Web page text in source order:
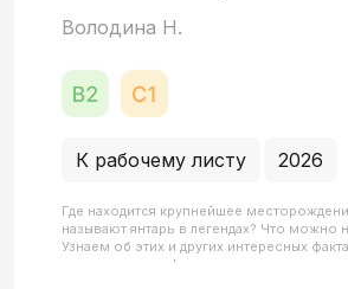
Володина Н.
К рабочему листу 2026
Где находится крупнейшее
называют янтарь в легендах? Что можно
Узнаем об этих и других интересных
интерактивном формате.